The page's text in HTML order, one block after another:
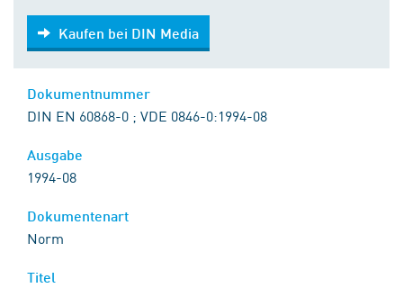
Kaufen bei DIN Media
Kaufen bei DIN Media
DIN EN 60868-0 ; VDE 0846-0:1994-08
1994-08
Norm